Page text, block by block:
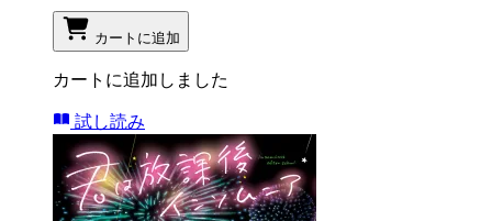
カートに追加
カートに追加しました
試し読み